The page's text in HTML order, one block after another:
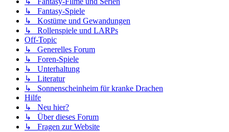
↳ Fantasy-Spiele
↳ Kostüme und Gewandungen
↳ Rollenspiele und LARPs
Off-Topic
↳ Generelles Forum
↳ Foren-Spiele
↳ Unterhaltung
↳ Literatur
↳ Sonnenscheinheim für kranke Drachen
Hilfe
↳ Neu hier?
↳ Über dieses Forum
↳ Fragen zur Website